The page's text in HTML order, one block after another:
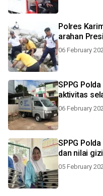
Polres
arahan
06 February
SPPG
aktivitas
06 February
SPPG
dan nilai
05 February